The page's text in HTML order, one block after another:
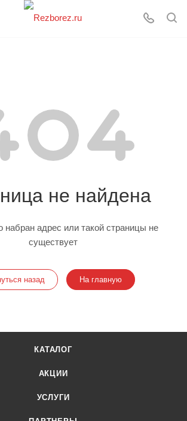
не найдена
набран адрес или такой страницы не
существует
назад На главную
КАТАЛОГ
АКЦИИ
УСЛУГИ